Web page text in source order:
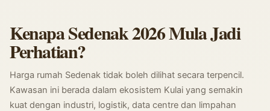
Kenapa Sedenak 2026 Mula Jadi
Perhatian?
Harga rumah Sedenak tidak boleh dilihat secara terpencil.
Kawasan ini berada dalam ekosistem Kulai yang semakin
kuat dengan industri, logistik, data centre dan limpahan